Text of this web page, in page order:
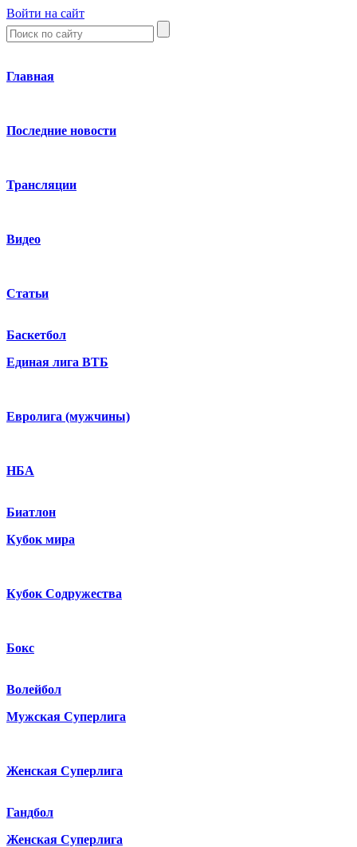
Войти на сайт
Главная
Последние новости
Трансляции
Видео
Статьи
Баскетбол
Единая лига ВТБ
Евролига (мужчины)
НБА
Биатлон
Кубок мира
Кубок Содружества
Бокс
Волейбол
Мужская Суперлига
Женская Суперлига
Гандбол
Женская Суперлига